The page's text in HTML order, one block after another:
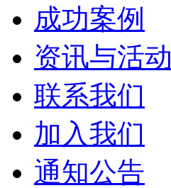
成功案例
资讯与活动
联系我们
加入我们
通知公告